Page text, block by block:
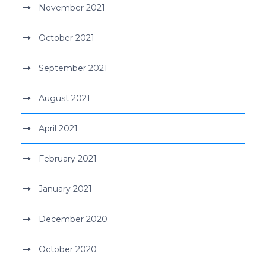
November 2021
October 2021
September 2021
August 2021
April 2021
February 2021
January 2021
December 2020
October 2020